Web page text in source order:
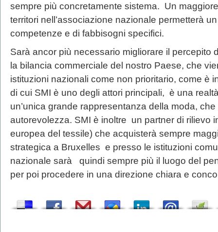
sempre più concretamente sistema. Un
territori nell’associazione nazionale permetterà
competenze e di fabbisogni specifici.
Sarà ancor più necessario migliorare il percepito
la bilancia commerciale del nostro Paese, che
istituzioni nazionali come non prioritario, come è
di cui SMI è uno degli attori principali, è una
un’unica grande rappresentanza della moda,
autorevolezza. SMI è inoltre un partner di rilievo
europea del tessile) che acquisterà sempre
strategica a Bruxelles e presso le istituzioni
nazionale sarà quindi sempre più il luogo del
per poi procedere in una direzione chiara e